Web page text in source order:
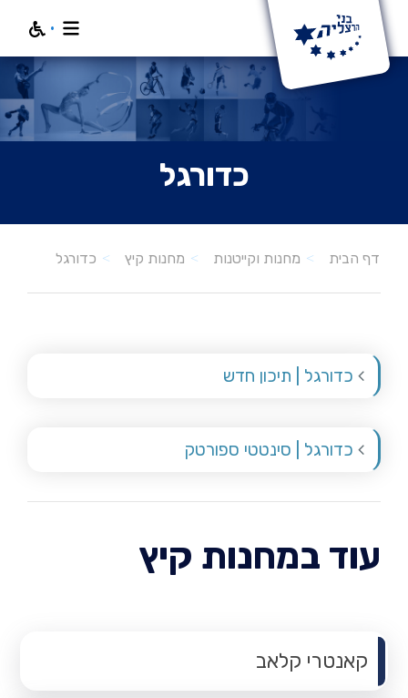
כדורגל
דף הבית מחנות וקייטנות מחנות קיץ כדורגל
כדורגל | תיכון חדש
כדורגל | סינטטי ספורטק
עוד במחנות קיץ
תפריט משנה
קאנטרי קלאב